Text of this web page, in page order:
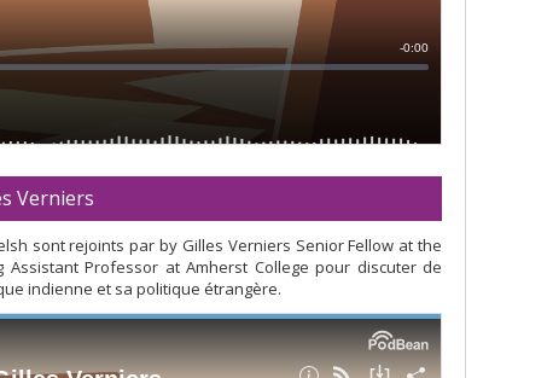
Verniers
sont rejoints par by Gilles Verniers Senior Fellow at the
Professor at Amherst College pour discuter de
indienne et sa politique étrangère.